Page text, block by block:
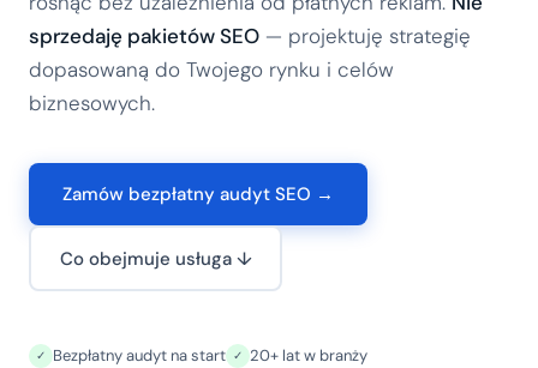
sprzedaję pakietów SEO — projektuję strategię
dopasowaną do Twojego rynku i celów
biznesowych.
Zamów bezpłatny audyt SEO →
Co obejmuje usługa ↓
✓ Bezpłatny audyt na start ✓ 20+ lat w branży